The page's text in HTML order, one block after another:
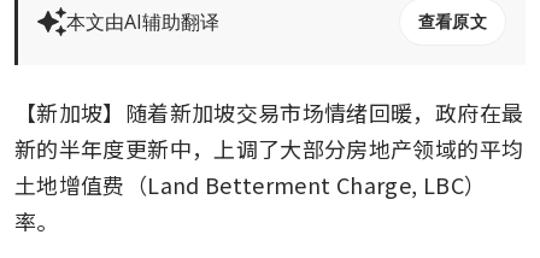
本文由AI辅助翻译 查看原文
【新加坡】随着新加坡交易市场情绪回暖，政府在最
新的半年度更新中，上调了大部分房地产领域的平均
土地增值费（Land Betterment Charge, LBC）
率。